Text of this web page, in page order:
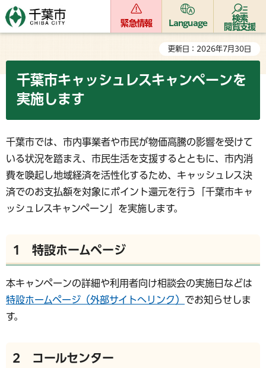
緊急情報 Language
検索
閲覧支援
更新日：2026年7月30日
千葉市キャッシュレスキャンペーンを
実施します
千葉市では、市内事業者や市民が物価高騰の影響を受けて
いる状況を踏まえ、市民生活を支援するとともに、市内消
費を喚起し地域経済を活性化するため、キャッシュレス決
済でのお支払額を対象にポイント還元を行う「千葉市キャ
ッシュレスキャンペーン」を実施します。
1 特設ホームページ
本キャンペーンの詳細や利用者向け相談会の実施日などは
特設ホームページ（外部サイトへリンク） でお知らせしま
す。
2 コールセンター